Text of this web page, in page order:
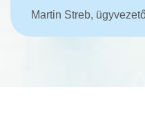
Martin Streb,